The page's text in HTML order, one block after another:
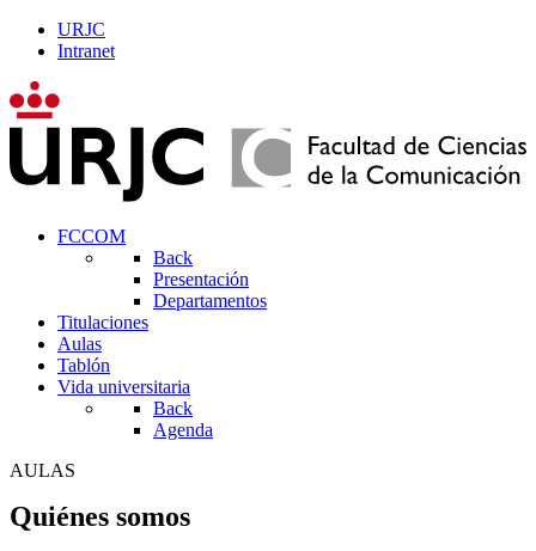
URJC
Intranet
FCCOM
Back
Presentación
Departamentos
Titulaciones
Aulas
Tablón
Vida universitaria
Back
Agenda
AULAS
Quiénes somos